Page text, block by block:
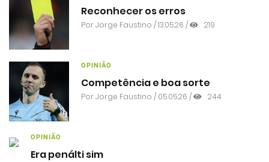
Reconhecer os erros
PorJorge Faustino / 13.05.26 / 219
OPINIÃO
Competência e boa sorte
PorJorge Faustino / 05.05.26 / 244
OPINIÃO
Era penálti sim